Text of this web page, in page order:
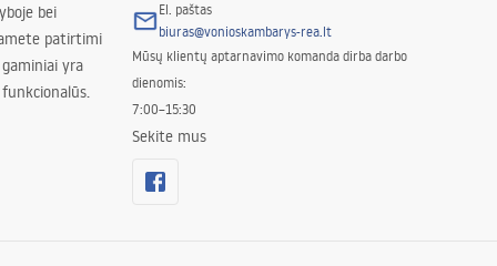
bei
patirtimi
yra
El. paštas
biuras@vonioskambarys-rea.lt
Mūsų klientų aptarnavimo komanda dirba darbo
dienomis:
7:00–15:30
Sekite mus